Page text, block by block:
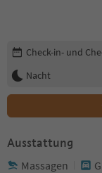
Buchungsdetails
Check-in- und
Nacht
Ausstattung
Massagen